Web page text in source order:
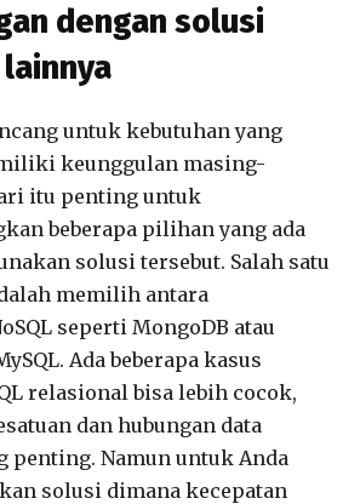
dengan solusi
untuk kebutuhan yang
keunggulan masing-
itu penting untuk
beberapa pilihan yang ada
solusi tersebut. Salah satu
memilih antara
seperti MongoDB atau
Ada beberapa kasus
relasional bisa lebih cocok,
dan hubungan data
penting. Namun untuk Anda
solusi dimana kecepatan